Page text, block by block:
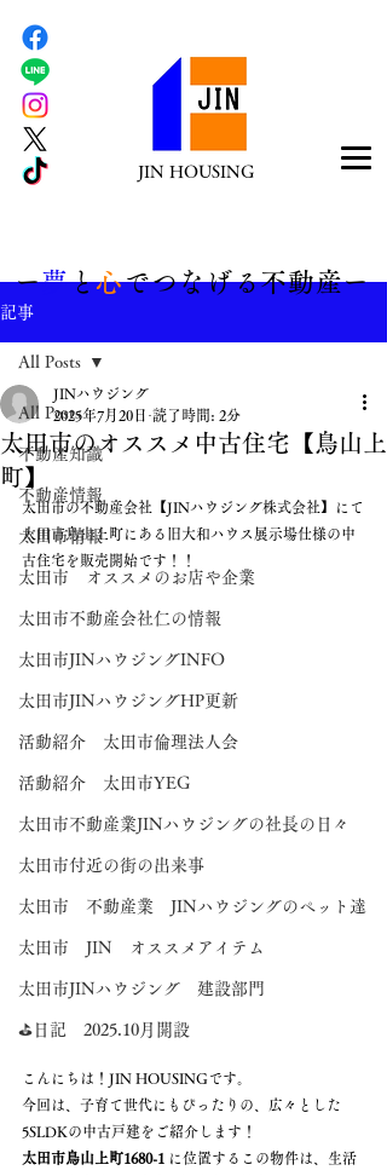
JIN HOUSING
​ー夢と心でつなげる不動産ー
記事
All Posts
不動産知識
不動産情報
太田市情報
太田市 オススメのお店や企業
太田市不動産会社仁の情報
太田市JINハウジングINFO
太田市JINハウジングHP更新
活動紹介 太田市倫理法人会
活動紹介 太田市YEG
太田市不動産業JINハウジングの社長の日々
太田市付近の街の出来事
太田市 不動産業 JINハウジングのペット達
太田市 JIN オススメアイテム
太田市JINハウジング 建設部門
⛳日記 2025.10月開設
All Posts
太田市のオススメ中古住宅【鳥山上
町】
JINハウジング
2025年7月20日 読了時間: 2分
太田市の不動産会社【JINハウジング株式会社】にて
太田市鳥山上町にある旧大和ハウス展示場仕様の中
古住宅を販売開始です！！
こんにちは！JIN HOUSINGです。
今回は、子育て世代にもぴったりの、広々とした
5SLDKの中古戸建をご紹介します！
太田市鳥山上町1680-1 に位置するこの物件は、生活